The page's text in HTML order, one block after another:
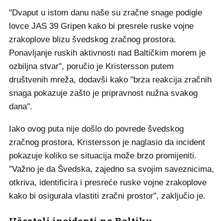
"Dvaput u istom danu naše su zračne snage podigle
lovce JAS 39 Gripen kako bi presrele ruske vojne
zrakoplove blizu švedskog zračnog prostora.
Ponavljanje ruskih aktivnosti nad Baltičkim morem je
ozbiljna stvar", poručio je Kristersson putem
društvenih mreža, dodavši kako "brza reakcija zračnih
snaga pokazuje zašto je pripravnost nužna svakog
dana".
Iako ovog puta nije došlo do povrede švedskog
zračnog prostora, Kristersson je naglasio da incident
pokazuje koliko se situacija može brzo promijeniti.
"Važno je da Švedska, zajedno sa svojim saveznicima,
otkriva, identificira i presreće ruske vojne zrakoplove
kako bi osigurala vlastiti zračni prostor", zaključio je.